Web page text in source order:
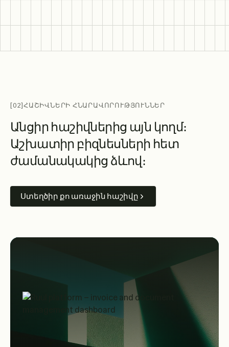
[02]ՀԱՇԻՎՆԵՐԻ ՀՆԱՐԱՎՈՐՈՒԹՅՈՒՆՆԵՐ
Անցիրհաշիվներից այն կողմ։
Աշխատիր բիզնեսների հետ
ժամանակակից ձևով։
Ստեղծիր քո առաջին հաշիվը